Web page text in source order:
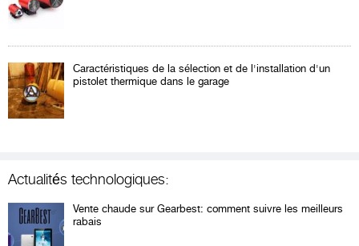
Caractéristiques de la sélection et de l'installation d'un
pistolet thermique dans le garage
Actualités technologiques:
Vente chaude sur Gearbest: comment suivre les meilleurs
rabais